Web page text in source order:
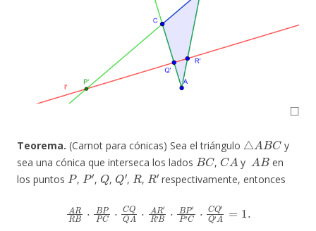
◻
Teorema. (Carnot para cónicas) Sea el triángulo
△ ABC
y
sea una cónica que interseca los lados
BC
,
CA
y
AB
en
los puntos
P
,
P′
,
Q
,
Q′
,
R
,
R′
respectivamente, entonces
ARR ⋅BP C⋅C QA⋅ R′R′ BP′